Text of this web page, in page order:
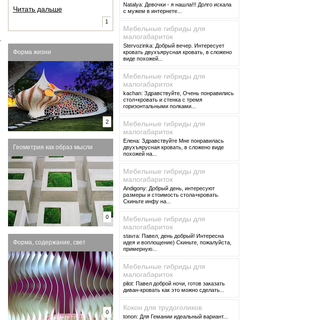
Natalya: Девочки - я нашла!!! Долго искала
с мужем в интернете...
Мебельные гибриды для
малогабариток
Stervozinka: Добрый вечер. Интересует
кровать двухъярусная кровать, в сложено
виде похожей...
Мебельные гибриды для
малогабариток
kachan: Здравствуйте, Очень понравились
стол+кровать и стенка с тремя
горизонтальными полками...
Мебельные гибриды для
малогабариток
Елена: Здравствуйте Мне понравилась
двухъярусная кровать, в сложено виде
похожей на...
Мебельные гибриды для
малогабариток
Andigony: Добрый день, интересуют
размеры и стоимость стола+кровать.
Скиньте инфу на...
Мебельные гибриды для
малогабариток
stavra: Павел, день добрый! Интересна
идея и воплощение) Скиньте, пожалуйста,
примерную...
Мебельные гибриды для
малогабариток
pilot: Павел доброй ночи, готов заказать
диван-кровать как это можно сделать...
Кокон для трудоголиков
tonon: Для Гемании идеальный вариант...
Читать дальше
1
Форма жизни
2
Геометрия как образ мысли
0
Форма, содержание, свет
0